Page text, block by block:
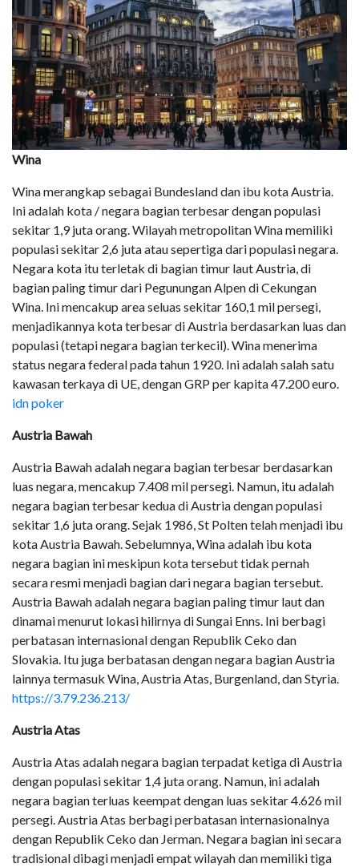
Wina
Wina merangkap sebagai Bundesland dan ibu kota Austria.
Ini adalah kota / negara bagian terbesar dengan populasi
sekitar 1,9 juta orang. Wilayah metropolitan Wina memiliki
populasi sekitar 2,6 juta atau sepertiga dari populasi negara.
Negara kota itu terletak di bagian timur laut Austria, di
bagian paling timur dari Pegunungan Alpen di Cekungan
Wina. Ini mencakup area seluas sekitar 160,1 mil persegi,
menjadikannya kota terbesar di Austria berdasarkan luas dan
populasi (tetapi negara bagian terkecil). Wina menerima
status negara federal pada tahun 1920. Ini adalah salah satu
kawasan terkaya di UE, dengan GRP per kapita 47.200 euro.
idn poker
Austria Bawah
Austria Bawah adalah negara bagian terbesar berdasarkan
luas negara, mencakup 7.408 mil persegi. Namun, itu adalah
negara bagian terbesar kedua di Austria dengan populasi
sekitar 1,6 juta orang. Sejak 1986, St Polten telah menjadi ibu
kota Austria Bawah. Sebelumnya, Wina adalah ibu kota
negara bagian ini meskipun kota tersebut tidak pernah
secara resmi menjadi bagian dari negara bagian tersebut.
Austria Bawah adalah negara bagian paling timur laut dan
dinamai menurut lokasi hilirnya di Sungai Enns. Ini berbagi
perbatasan internasional dengan Republik Ceko dan
Slovakia. Itu juga berbatasan dengan negara bagian Austria
lainnya termasuk Wina, Austria Atas, Burgenland, dan Styria.
https://3.79.236.213/
Austria Atas
Austria Atas adalah negara bagian terpadat ketiga di Austria
dengan populasi sekitar 1,4 juta orang. Namun, ini adalah
negara bagian terluas keempat dengan luas sekitar 4.626 mil
persegi. Austria Atas berbagi perbatasan internasionalnya
dengan Republik Ceko dan Jerman. Negara bagian ini secara
tradisional dibagi menjadi empat wilayah dan memiliki tiga